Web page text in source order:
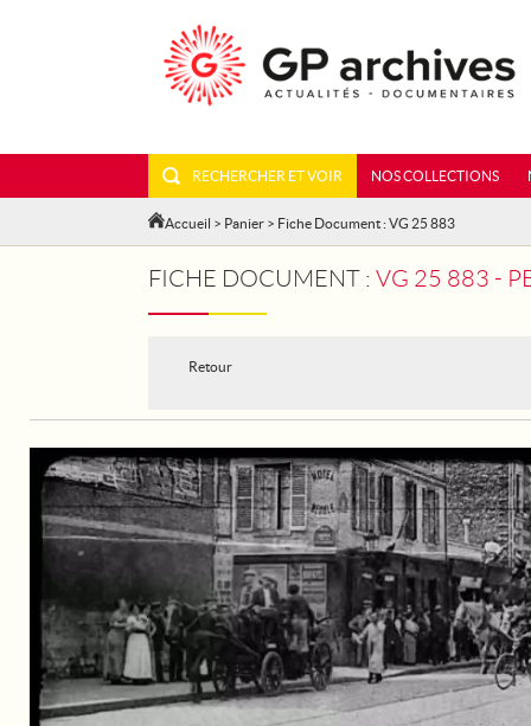
RECHERCHER ET VOIR NOS COLLECTIONS
Accueil > Panier > Fiche Document : VG 25 883
FICHE DOCUMENT : VG 25 883 -
Retour